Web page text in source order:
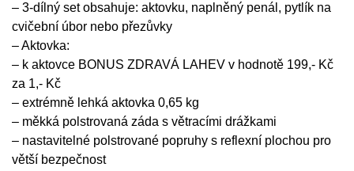
– 3-dílný set obsahuje: aktovku, naplněný penál, pytlík na
cvičební úbor nebo přezůvky
– Aktovka:
– k aktovce BONUS ZDRAVÁ LAHEV v hodnotě 199,- Kč
za 1,- Kč
– extrémně lehká aktovka 0,65 kg
– měkká polstrovaná záda s větracími drážkami
– nastavitelné polstrované popruhy s reflexní plochou pro
větší bezpečnost